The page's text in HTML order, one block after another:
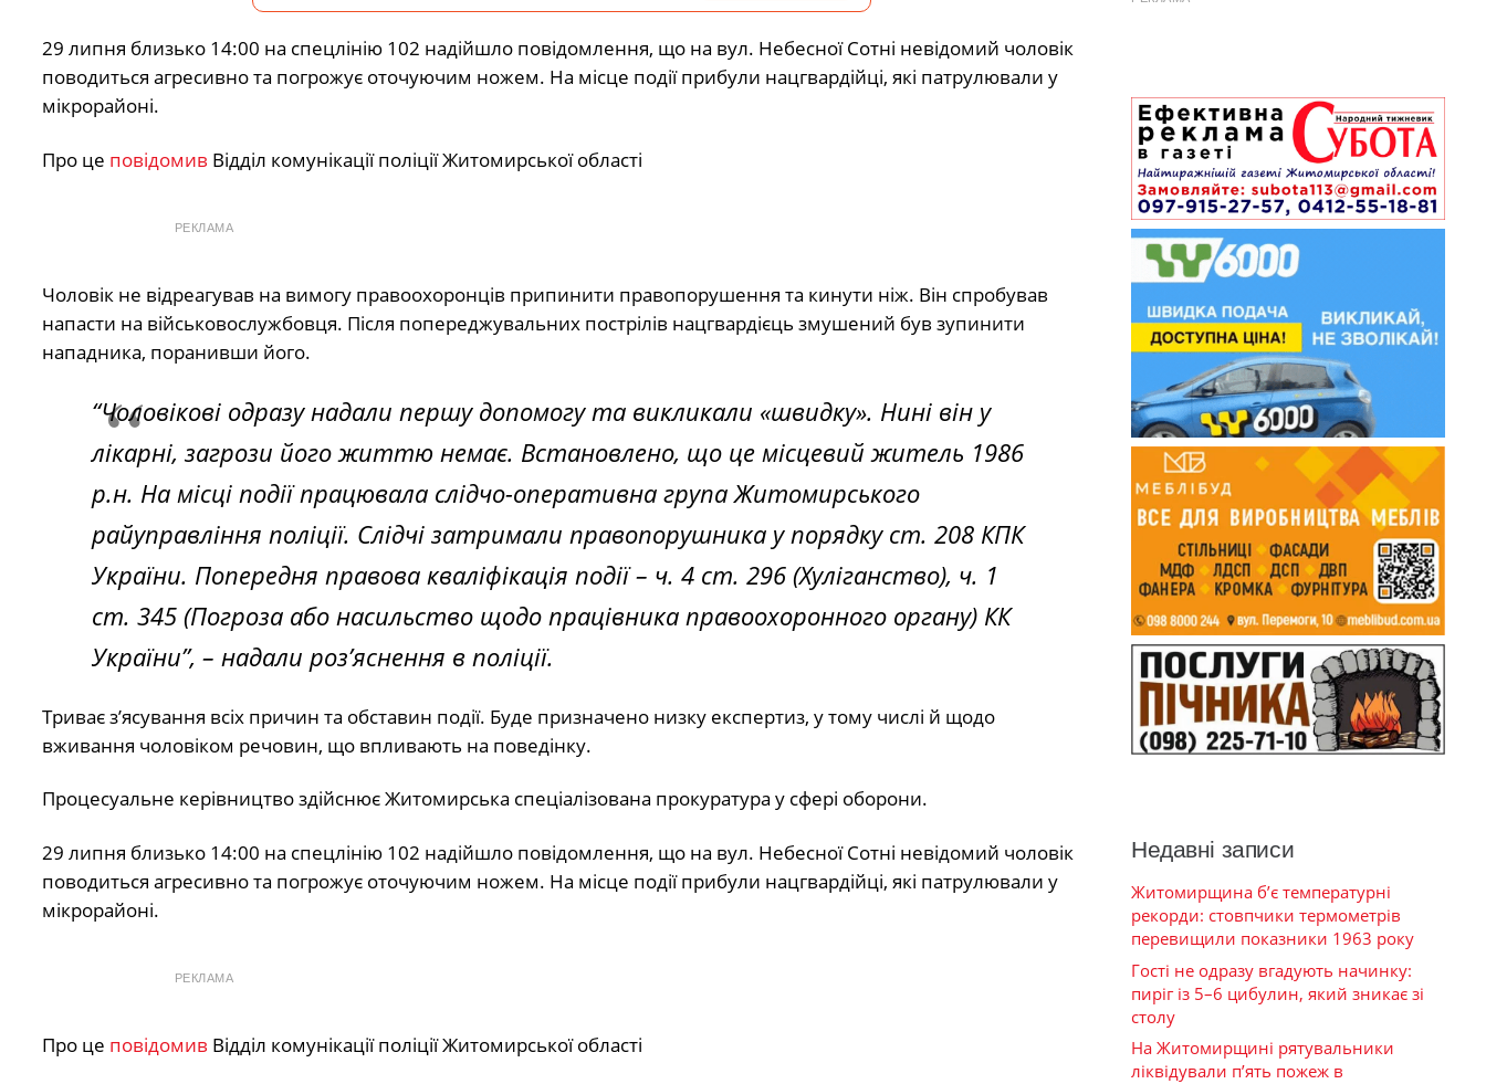
29 липня близько 14:00 на спецлінію 102 надійшло повідомлення, що на вул. Небесної Сотні невідомий чоловік
поводиться агресивно та погрожує оточуючим ножем. На місце події прибули нацгвардійці, які патрулювали у
мікрорайоні.
Про це повідомив Відділ комунікації поліції Житомирської області
РЕКЛАМА
Чоловік не відреагував на вимогу правоохоронців припинити правопорушення та кинути ніж. Він спробував
напасти на військовослужбовця. Після попереджувальних пострілів нацгвардієць змушений був зупинити
нападника, поранивши його.
“Чоловікові одразу надали першу допомогу та викликали «швидку». Нині він у
лікарні, загрози його життю немає. Встановлено, що це місцевий житель 1986
р.н. На місці події працювала слідчо-оперативна група Житомирського
райуправління поліції. Слідчі затримали правопорушника у порядку ст. 208 КПК
України. Попередня правова кваліфікація події – ч. 4 ст. 296 (Хуліганство), ч. 1
ст. 345 (Погроза або насильство щодо працівника правоохоронного органу) КК
України”, – надали роз’яснення в поліції.
Триває з’ясування всіх причин та обставин події. Буде призначено низку експертиз, у тому числі й щодо
вживання чоловіком речовин, що впливають на поведінку.
Процесуальне керівництво здійснює Житомирська спеціалізована прокуратура у сфері оборони.
29 липня близько 14:00 на спецлінію 102 надійшло повідомлення, що на вул. Небесної Сотні невідомий чоловік
поводиться агресивно та погрожує оточуючим ножем. На місце події прибули нацгвардійці, які патрулювали у
мікрорайоні.
РЕКЛАМА
Про це повідомив Відділ комунікації поліції Житомирської області
Недавні записи
Житомирщина б’є температурні
рекорди: стовпчики термометрів
перевищили показники 1963 року
Гості не одразу вгадують начинку:
пиріг із 5–6 цибулин, який зникає зі
столу
На Житомирщині рятувальники
ліквідували п’ять пожеж в